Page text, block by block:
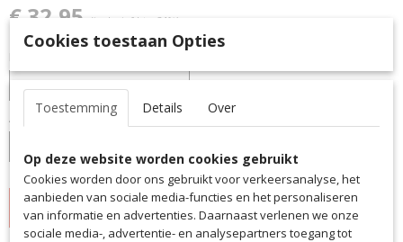
€ 32,95 (inclusief btw 21%)
Aantal
IN WINKELWAGEN
Cookies toestaan Opties
Toestemming Details Over
Op deze website worden cookies gebruikt
Cookies worden door ons gebruikt voor verkeersanalyse, het
aanbieden van sociale media-functies en het personaliseren
van informatie en advertenties. Daarnaast verlenen we onze
sociale media-, advertentie- en analysepartners toegang tot